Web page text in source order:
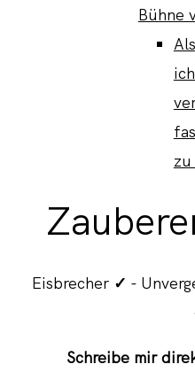
Bühne
Eisbrecher ✓ -
Schreibe mir